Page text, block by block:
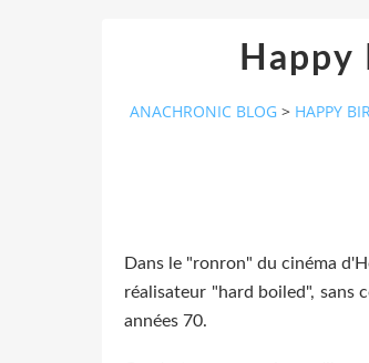
ANACHRONIC BLOG > HAPPY
Dans le "ronron" du cinéma
réalisateur "hard boiled", sans
années 70.